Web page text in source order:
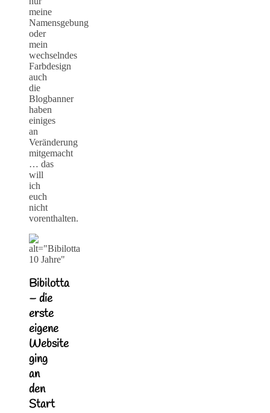
meine
Namensgebung
oder
mein
wechselndes
Farbdesign
auch
die
Blogbanner
haben
einiges
an
Veränderung
mitgemacht
… das
will
ich
euch
nicht
vorenthalten.
Bibilotta
– die
erste
eigene
Website
ging
an
den
Start